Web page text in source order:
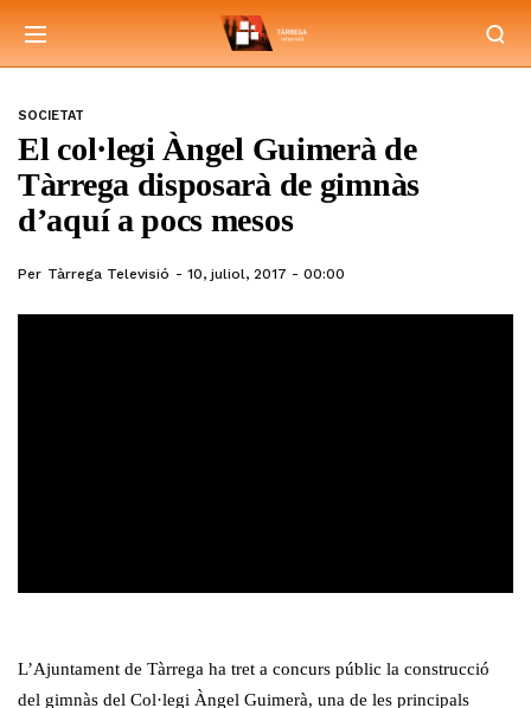
SOCIETAT
El col·legi Àngel Guimerà de
Tàrrega disposarà de gimnàs
d’aquí a pocs mesos
Per Tàrrega Televisió 10, juliol, 2017 - 00:00
L’Ajuntament de Tàrrega ha tret a concurs públic la construcció
del gimnàs del Col·legi Àngel Guimerà, una de les principals